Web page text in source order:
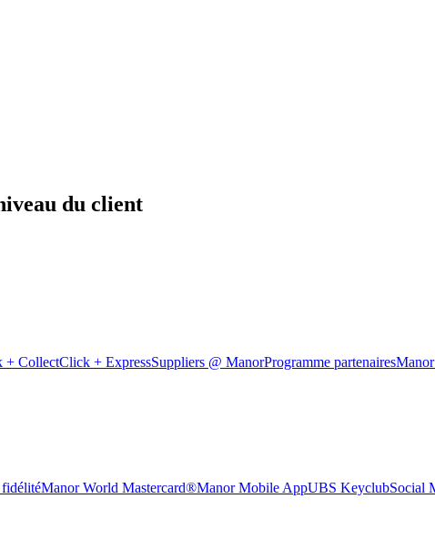
du client
+ CollectClick + ExpressSuppliers @ ManorProgramme partenaires
Manor World Mastercard®Manor Mobile AppUBS KeyclubSocial